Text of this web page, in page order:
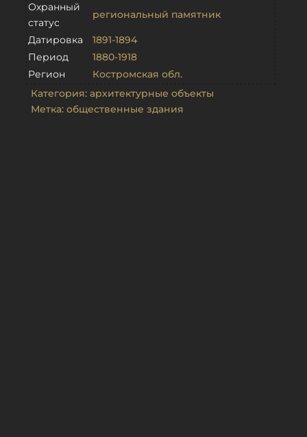
Охранный
статус
региональный памятник
Датировка
1891-1894
Период
1880-1918
Регион
Костромская обл.
Категория: архитектурные объекты
Метка: общественные здания